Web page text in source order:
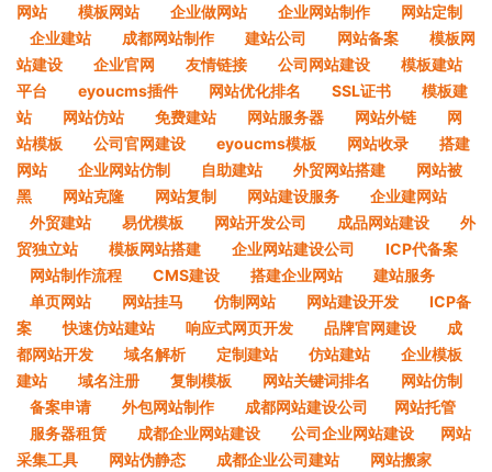
网站
模板网站 企业做网站 企业网站制作
网站定制
企业建站
成都网站制作 建站公司 网站备案
模板网
站建设
企业官网 友情链接 公司网站建设
模板建站
平台
eyoucms插件 网站优化排名 SSL证书
模板建
站
网站仿站 免费建站 网站服务器 网站外链
网
站模板
公司官网建设 eyoucms模板 网站收录
搭建
网站
企业网站仿制 自助建站 外贸网站搭建
网站被
黑
网站克隆 网站复制 网站建设服务
企业建网站
外贸建站
易优模板 网站开发公司 成品网站建设
外
贸独立站
模板网站搭建 企业网站建设公司
ICP代备案
网站制作流程
CMS建设 搭建企业网站
建站服务
单页网站
网站挂马 仿制网站 网站建设开发
ICP备
案
快速仿站建站 响应式网页开发 品牌官网建设
成
都网站开发
域名解析 定制建站 仿站建站
企业模板
建站
域名注册 复制模板 网站关键词排名
网站仿制
备案申请
外包网站制作 成都网站建设公司​
网站托管
服务器租赁
成都企业网站建设 公司企业网站建设​
网站
采集工具
网站伪静态 成都企业公司建站
网站搬家